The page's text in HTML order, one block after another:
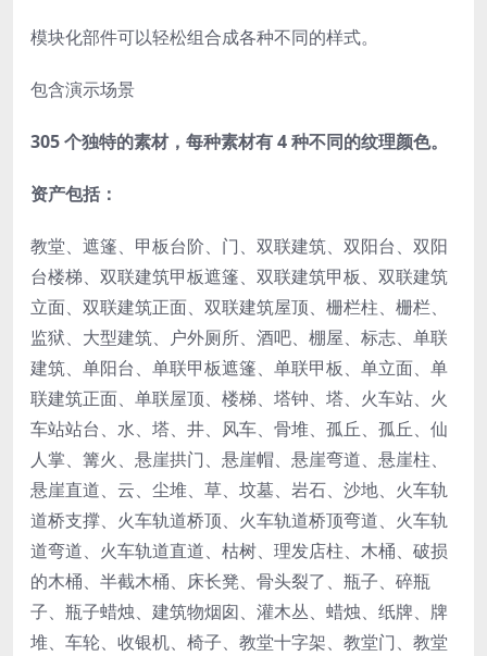
模块化部件可以轻松组合成各种不同的样式。
包含演示场景
305 个独特的素材，每种素材有 4 种不同的纹理颜色。
资产包括：
教堂、遮篷、甲板台阶、门、双联建筑、双阳台、双阳
台楼梯、双联建筑甲板遮篷、双联建筑甲板、双联建筑
立面、双联建筑正面、双联建筑屋顶、栅栏柱、栅栏、
监狱、大型建筑、户外厕所、酒吧、棚屋、标志、单联
建筑、单阳台、单联甲板遮篷、单联甲板、单立面、单
联建筑正面、单联屋顶、楼梯、塔钟、塔、火车站、火
车站站台、水、塔、井、风车、骨堆、孤丘、孤丘、仙
人掌、篝火、悬崖拱门、悬崖帽、悬崖弯道、悬崖柱、
悬崖直道、云、尘堆、草、坟墓、岩石、沙地、火车轨
道桥支撑、火车轨道桥顶、火车轨道桥顶弯道、火车轨
道弯道、火车轨道直道、枯树、理发店柱、木桶、破损
的木桶、半截木桶、床长凳、骨头裂了、瓶子、碎瓶
子、瓶子蜡烛、建筑物烟囱、灌木丛、蜡烛、纸牌、牌
堆、车轮、收银机、椅子、教堂十字架、教堂门、教堂